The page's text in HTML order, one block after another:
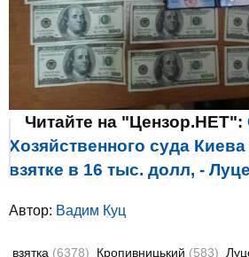
Читайте на "Цензор.НЕТ":
Хозяйственного суда
взятке в 16 тыс. долл, -
Автор: Вадим Куц
взятка (6378) Кропивницький (583)